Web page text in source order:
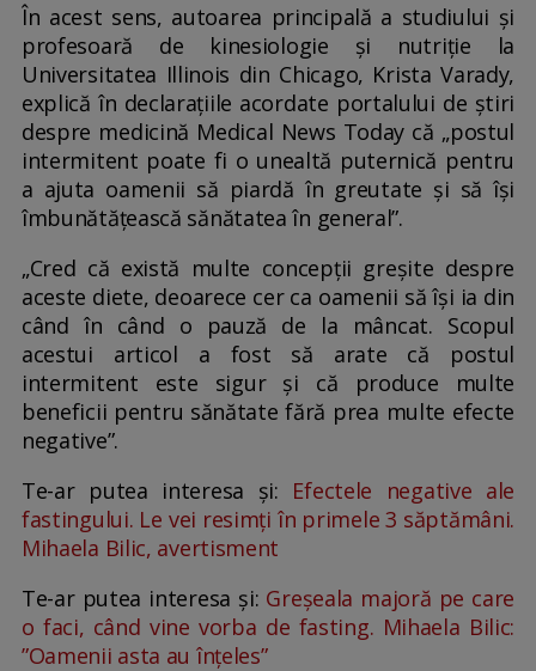
În acest sens, autoarea principală a studiului și
profesoară de kinesiologie și nutriție la
Universitatea Illinois din Chicago, Krista Varady,
explică în declarațiile acordate portalului de știri
despre medicină Medical News Today că „postul
intermitent poate fi o unealtă puternică pentru
a ajuta oamenii să piardă în greutate și să își
îmbunătățească sănătatea în general”.
„Cred că există multe concepții greșite despre
aceste diete, deoarece cer ca oamenii să își ia din
când în când o pauză de la mâncat. Scopul
acestui articol a fost să arate că postul
intermitent este sigur și că produce multe
beneficii pentru sănătate fără prea multe efecte
negative”.
Te-ar putea interesa și: Efectele negative ale
fastingului. Le vei resimți în primele 3 săptămâni.
Mihaela Bilic, avertisment
Te-ar putea interesa și: Greșeala majoră pe care
o faci, când vine vorba de fasting. Mihaela Bilic:
”Oamenii asta au înțeles”